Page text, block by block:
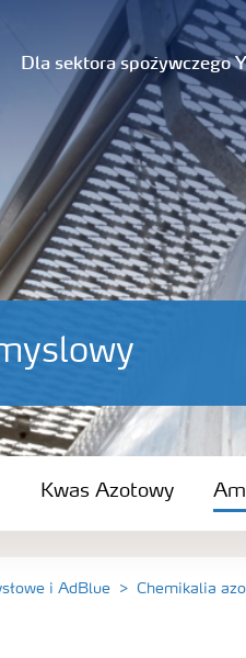
Dla sektora spożywczego
Kwas Azotowy
i AdBlue Chemikalia